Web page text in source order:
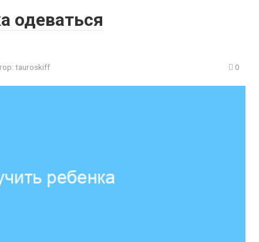
одеваться
tauroskiff 0